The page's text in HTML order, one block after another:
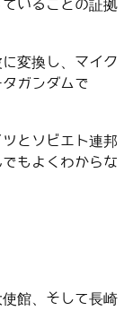
ていることの証拠
変換し、マイク
ガンダムで
とソビエト連邦
でもよくわからな
館、そして長崎